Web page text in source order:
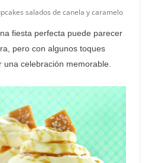
salados de canela y caramelo
fiesta perfecta puede parecer
pero con algunos toques
celebración memorable.